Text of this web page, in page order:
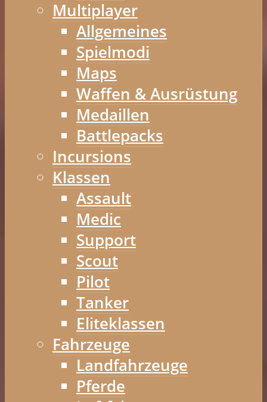
Multiplayer
Allgemeines
Spielmodi
Maps
Waffen & Ausrüstung
Medaillen
Battlepacks
Incursions
Klassen
Assault
Medic
Support
Scout
Pilot
Tanker
Eliteklassen
Fahrzeuge
Landfahrzeuge
Pferde